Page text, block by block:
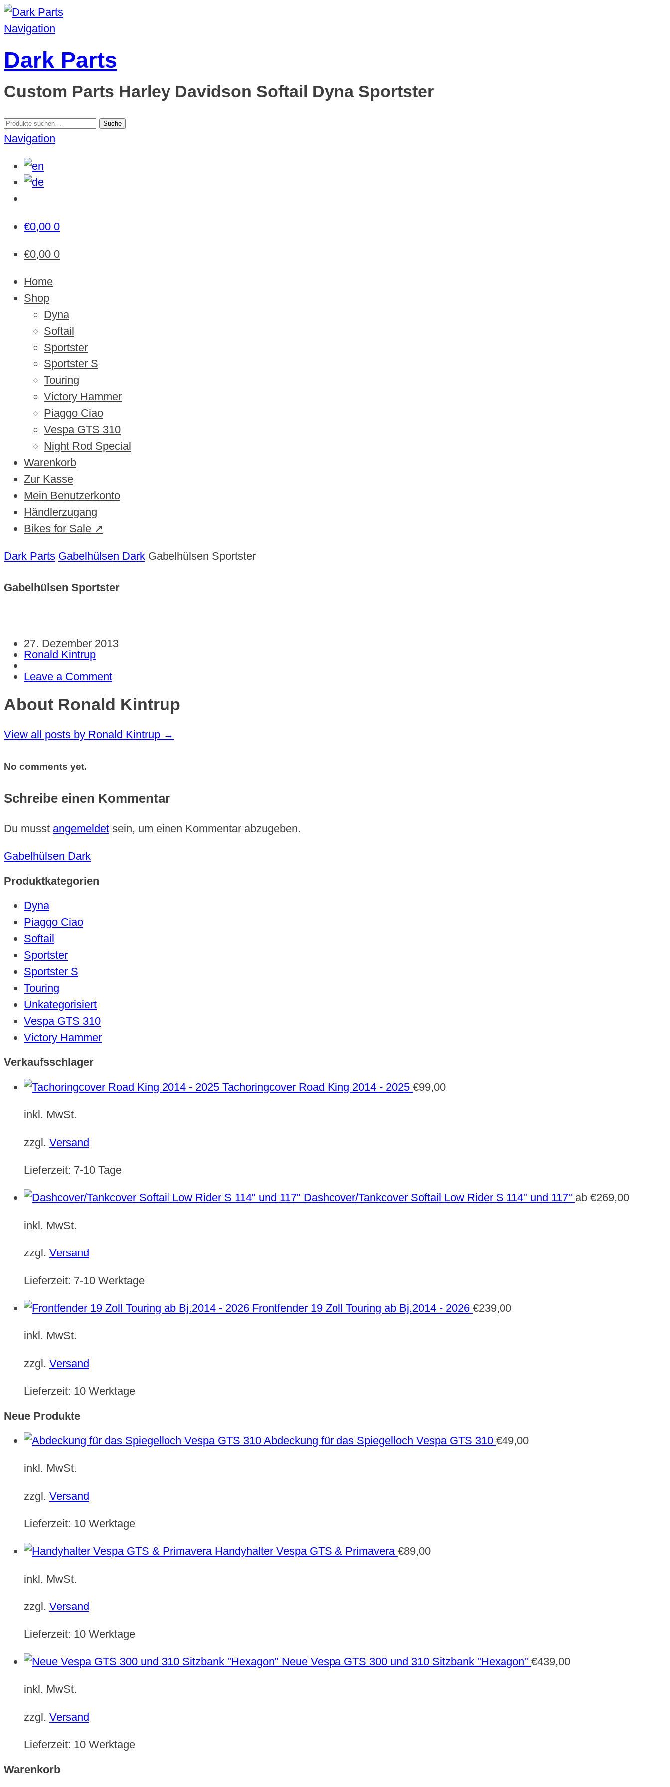
Navigation
Dark Parts
Custom Parts Harley Davidson Softail Dyna Sportster
Suche
nach:
Suche
Navigation
€0,00 0
€0,00 0
Home
Shop
Dyna
Softail
Sportster
Sportster S
Touring
Victory Hammer
Piaggo Ciao
Vespa GTS 310
Night Rod Special
Warenkorb
Zur Kasse
Mein Benutzerkonto
Händlerzugang
Bikes for Sale ↗
Dark Parts Gabelhülsen Dark Gabelhülsen Sportster
Gabelhülsen Sportster
27. Dezember 2013
Ronald Kintrup
Leave a Comment
About Ronald Kintrup
View all posts by Ronald Kintrup →
No comments yet.
Schreibe einen Kommentar
Du musst angemeldet sein, um einen Kommentar abzugeben.
Gabelhülsen Dark
Produktkategorien
Dyna
Piaggo Ciao
Softail
Sportster
Sportster S
Touring
Unkategorisiert
Vespa GTS 310
Victory Hammer
Verkaufsschlager
Tachoringcover Road King 2014 - 2025 €99,00
inkl. MwSt.
zzgl. Versand
Lieferzeit: 7-10 Tage
Dashcover/Tankcover Softail Low Rider S 114" und 117" ab €269,00
inkl. MwSt.
zzgl. Versand
Lieferzeit: 7-10 Werktage
Frontfender 19 Zoll Touring ab Bj.2014 - 2026 €239,00
inkl. MwSt.
zzgl. Versand
Lieferzeit: 10 Werktage
Neue Produkte
Abdeckung für das Spiegelloch Vespa GTS 310 €49,00
inkl. MwSt.
zzgl. Versand
Lieferzeit: 10 Werktage
Handyhalter Vespa GTS & Primavera €89,00
inkl. MwSt.
zzgl. Versand
Lieferzeit: 10 Werktage
Neue Vespa GTS 300 und 310 Sitzbank "Hexagon" €439,00
inkl. MwSt.
zzgl. Versand
Lieferzeit: 10 Werktage
Warenkorb